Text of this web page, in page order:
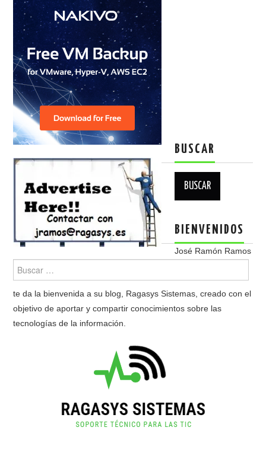
BUSCAR
BIENVENIDOS
José Ramón Ramos
te da la bienvenida a su blog, Ragasys Sistemas, creado con el
objetivo de aportar y compartir conocimientos sobre las
tecnologías de la información.